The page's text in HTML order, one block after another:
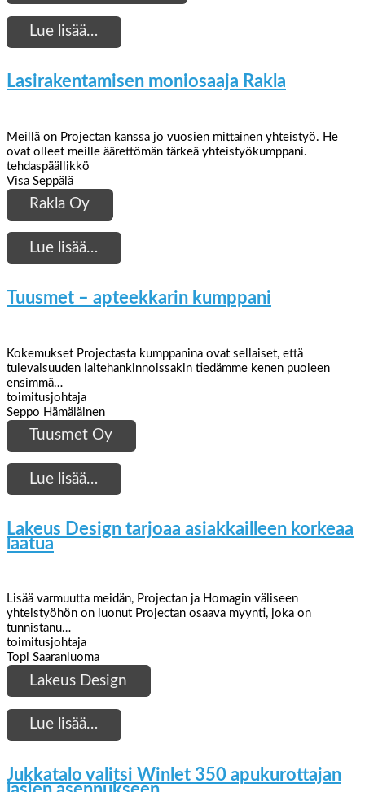
Lue lisää…
Lasirakentamisen moniosaaja Rakla
Meillä on Projectan kanssa jo vuosien mittainen yhteistyö. He
ovat olleet meille äärettömän tärkeä yhteistyökumppani.
tehdaspäällikkö
Visa Seppälä
Rakla Oy
Lue lisää…
Tuusmet – apteekkarin kumppani
Kokemukset Projectasta kumppanina ovat sellaiset, että
tulevaisuuden laitehankinnoissakin tiedämme kenen puoleen
ensimmä…
toimitusjohtaja
Seppo Hämäläinen
Tuusmet Oy
Lue lisää…
Lakeus Design tarjoaa asiakkailleen korkeaa
laatua
Lisää varmuutta meidän, Projectan ja Homagin väliseen
yhteistyöhön on luonut Projectan osaava myynti, joka on
tunnistanu…
toimitusjohtaja
Topi Saaranluoma
Lakeus Design
Lue lisää…
Jukkatalo valitsi Winlet 350 apukurottajan